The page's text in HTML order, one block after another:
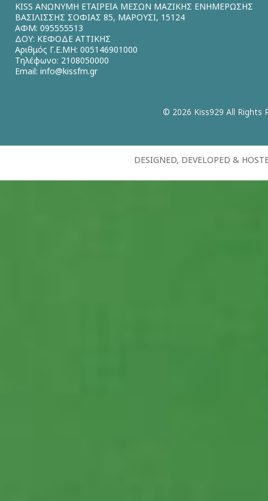
KISS ΑΝΩΝΥΜΗ ΕΤΑΙΡΕΙΑ ΜΕΣΩΝ ΜΑΖΙΚΗΣ ΕΝΗΜΕΡΩΣΗΣ
ΒΑΣΙΛΙΣΣΗΣ ΣΟΦΙΑΣ 85, ΜΑΡΟΥΣΙ, 15124
ΑΦΜ: 095555513
ΔΟΥ: ΚΕΦΟΔΕ ΑΤΤΙΚΗΣ
Αριθμός Γ.Ε.ΜΗ: 005146901000
Τηλέφωνο: 2108050000
Email: info@kissfm.gr
© 2026 Kiss929 All Rights
DESIGNED, DEVELOPED &